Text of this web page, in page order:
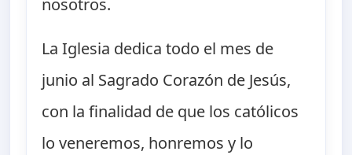
nosotros.
La Iglesia dedica todo el mes de
junio al Sagrado Corazón de Jesús,
con la finalidad de que los católicos
lo veneremos, honremos y lo